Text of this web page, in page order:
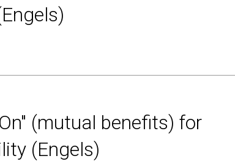
(mutual benefits) for
(Engels)